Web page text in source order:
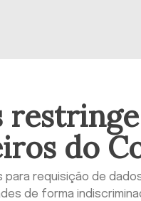
do
para requisição de
de forma